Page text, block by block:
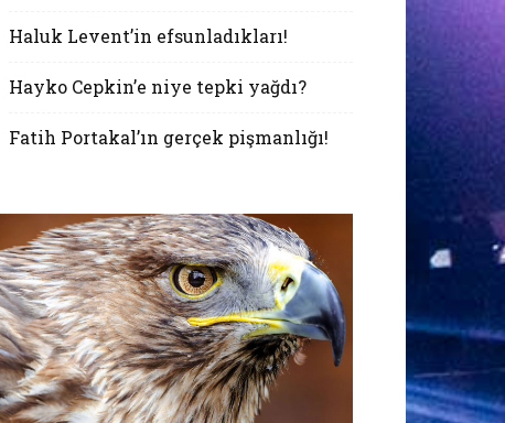
Haluk Levent’in efsunladıkları!
Hayko Cepkin’e niye tepki yağdı?
Fatih Portakal’ın gerçek pişmanlığı!